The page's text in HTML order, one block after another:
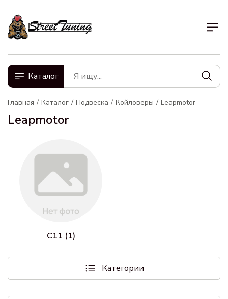
Каталог
Главная Каталог Подвеска Койловеры Leapmotor
Leapmotor
C11 (1)
Категории